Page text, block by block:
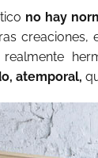
no hay
creaciones,
atemporal,